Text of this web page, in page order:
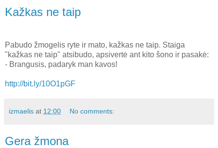
Kažkas ne taip
Pabudo žmogelis ryte ir mato, kažkas ne taip. Staiga
"kažkas ne taip" atsibudo, apsivertė ant kito šono ir pasakė:
- Brangusis, padaryk man kavos!
http://bit.ly/10O1pGF
izmaelis at 12:00 No comments:
Gera žmona